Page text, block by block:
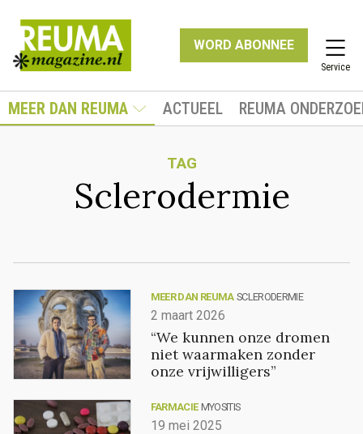
WORD ABONNEE
Service
MEER DAN REUMA ACTUEEL REUMA
TAG
Sclerodermie
MEER DAN REUMA SCLERODERMIE
2 maart 2026
“We kunnen onze dromen
niet waarmaken zonder
onze vrijwilligers”
FARMACIE MYOSITIS
19 mei 2025